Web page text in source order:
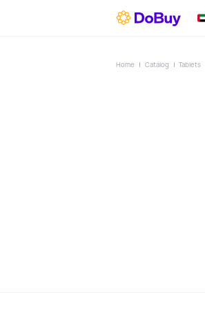
Home Catalog Tablets